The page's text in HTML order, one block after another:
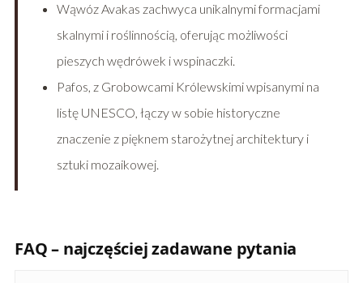
Wąwóz Avakas zachwyca unikalnymi formacjami
skalnymi i roślinnością, oferując możliwości
pieszych wędrówek i wspinaczki.
Pafos, z Grobowcami Królewskimi wpisanymi na
listę UNESCO, łączy w sobie historyczne
znaczenie z pięknem starożytnej architektury i
sztuki mozaikowej.
FAQ – najczęściej zadawane pytania